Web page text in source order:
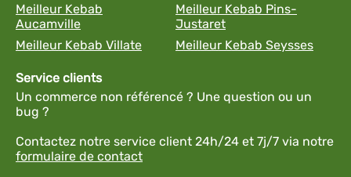
Meilleur Kebab
Aucamville
Meilleur Kebab Pins-
Justaret
Meilleur Kebab Villate
Meilleur Kebab Seysses
Service clients
Un commerce non référencé ? Une question ou un
bug ?
Contactez notre service client 24h/24 et 7j/7 via notre
formulaire de contact